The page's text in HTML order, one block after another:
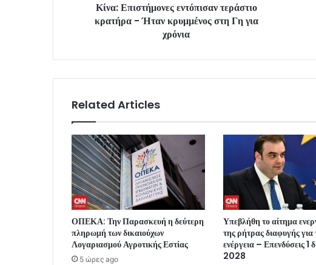
Κίνα: Επιστήμονες εντόπισαν τεράστιο
κρατήρα - Ήταν κρυμμένος στη Γη για
χρόνια
Related Articles
ΟΠΕΚΑ: Την Παρασκευή η δεύτερη
πληρωμή των δικαιούχων
Λογαριασμού Αγροτικής Εστίας
5 ώρες ago
Υπεβλήθη το αίτημα
της ρήτρας διαφυγής για
ενέργεια – Επενδύσεις 1
2028